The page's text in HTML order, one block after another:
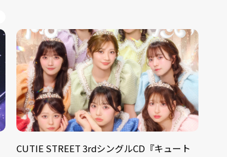
CUTIE STREET 3rdシングルCD『キュート